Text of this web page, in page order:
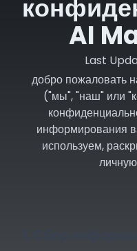
AI
Last
добро пожаловать
("мы", "наш" или
информирования
используем,